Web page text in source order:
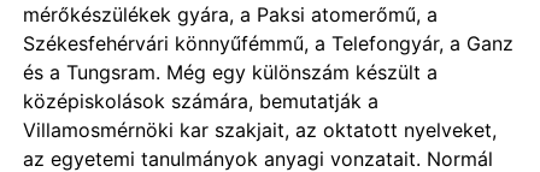
mérőkészülékek gyára, a Paksi atomerőmű, a
Székesfehérvári könnyűfémmű, a Telefongyár, a Ganz
és a Tungsram. Még egy különszám készült a
középiskolások számára, bemutatják a
Villamosmérnöki kar szakjait, az oktatott nyelveket,
az egyetemi tanulmányok anyagi vonzatait. Normál